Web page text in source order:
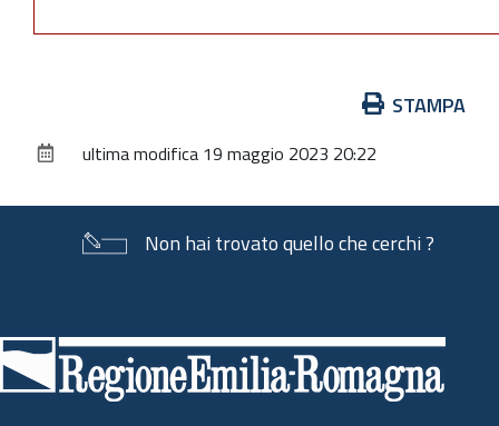
documento
STAMPA
ultima modifica 19 maggio 2023 20:22
Non hai trovato quello che cerchi ?
di
pagina